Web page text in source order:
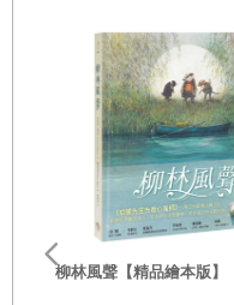
羅蘭十幾歲時考取教師
丈夫一起經營農場。
報》撰寫專欄，抒發農
發生經濟大蕭條，嚴重
親與姊姊又相繼於1924
自己對家人的回憶，一
女兒的出版商鼓勵下〈
柳林風聲【精品繪本版】